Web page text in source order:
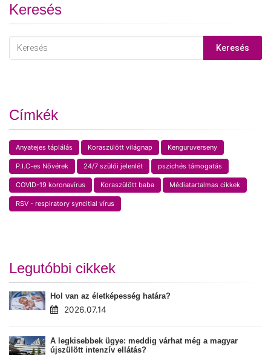
Keresés
Keresés
Címkék
Anyatejes táplálás Koraszülött világnap Kenguruverseny
P.I.C-es Nővérek 24/7 szülői jelenlét pszichés támogatás
COVID-19 koronavírus Koraszülött baba Médiatartalmas cikkek
RSV - respiratory syncitial vírus
Legutóbbi cikkek
Hol van az életképesség határa?
2026.07.14
A legkisebbek ügye: meddig várhat még a magyar
újszülött intenzív ellátás?